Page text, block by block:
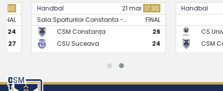
Handbal
17:30
Sala Sporturilor Constanta -..
FINAL
CSM Constanța
CSU Suceava
Handbal
CS
CSM